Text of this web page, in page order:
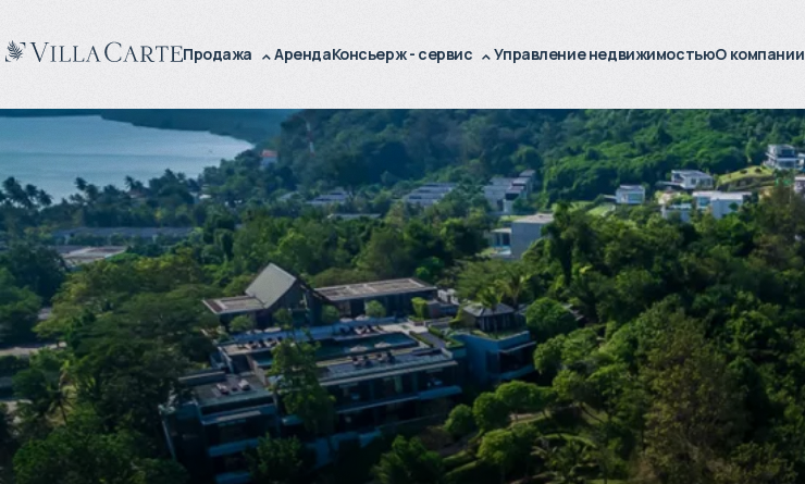
Продажа АрендаКонсьерж - сервис Управление недвижимостьюО компании